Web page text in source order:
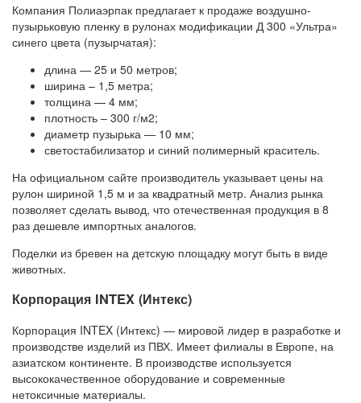
Компания Полиаэрпак предлагает к продаже воздушно-
пузырьковую пленку в рулонах модификации Д 300 «Ультра»
синего цвета (пузырчатая):
длина — 25 и 50 метров;
ширина – 1,5 метра;
толщина — 4 мм;
плотность – 300 г/м2;
диаметр пузырька — 10 мм;
светостабилизатор и синий полимерный краситель.
На официальном сайте производитель указывает цены на
рулон шириной 1,5 м и за квадратный метр. Анализ рынка
позволяет сделать вывод, что отечественная продукция в 8
раз дешевле импортных аналогов.
Поделки из бревен на детскую площадку могут быть в виде
животных.
Корпорация INTEX (Интекс)
Корпорация INTEX (Интекс) — мировой лидер в разработке и
производстве изделий из ПВХ. Имеет филиалы в Европе, на
азиатском континенте. В производстве используется
высококачественное оборудование и современные
нетоксичные материалы.